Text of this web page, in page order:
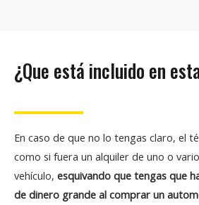
¿Que está incluido en
En caso de que no lo tengas claro, el
como si fuera un alquiler de uno o
vehículo, esquivando que tengas que
de dinero grande al comprar un